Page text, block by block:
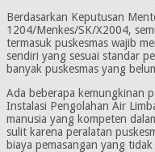
Berdasarkan Keputusan
1204/Menkes/SK/X2004,
termasuk puskesmas wajib
sendiri yang sesuai standar
banyak puskesmas yang
Ada beberapa kemungkinan
Instalasi Pengolahan Air
manusia yang kompeten
sulit karena peralatan
biaya pemasangan yang